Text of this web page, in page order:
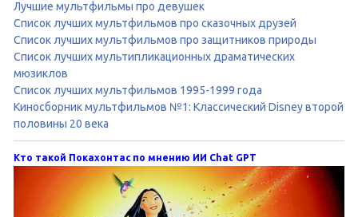
Лучшие мультфильмы про девушек
Список лучших мультфильмов про сказочных друзей
Список лучших мультфильмов про защитников природы
Список лучших мультипликационных драматических
мюзиклов
Список лучших мультфильмов 1995-1999 года
Киносборник мультфильмов №1: Классический Disney второй
половины 20 века
Кто такой Покахонтас по мнению ИИ Chat GPT